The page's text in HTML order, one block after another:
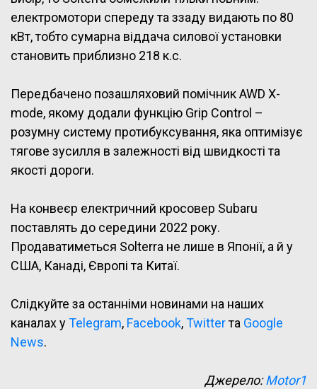
електромотори спереду та ззаду видають по 80
кВт, тобто сумарна віддача силової установки
становить приблизно 218 к.с.
Передбачено позашляховий помічник AWD X-
mode, якому додали функцію Grip Control –
розумну систему протибуксування, яка оптимізує
тягове зусилля в залежності від швидкості та
якості дороги.
На конвеєр електричний кросовер Subaru
поставлять до середини 2022 року.
Продаватиметься Solterra не лише в Японії, а й у
США, Канаді, Європі та Китаї.
Слідкуйте за останніми новинами на наших
каналах уTelegram, Facebook,Twitterта Google
News.
Джерело:Motor1